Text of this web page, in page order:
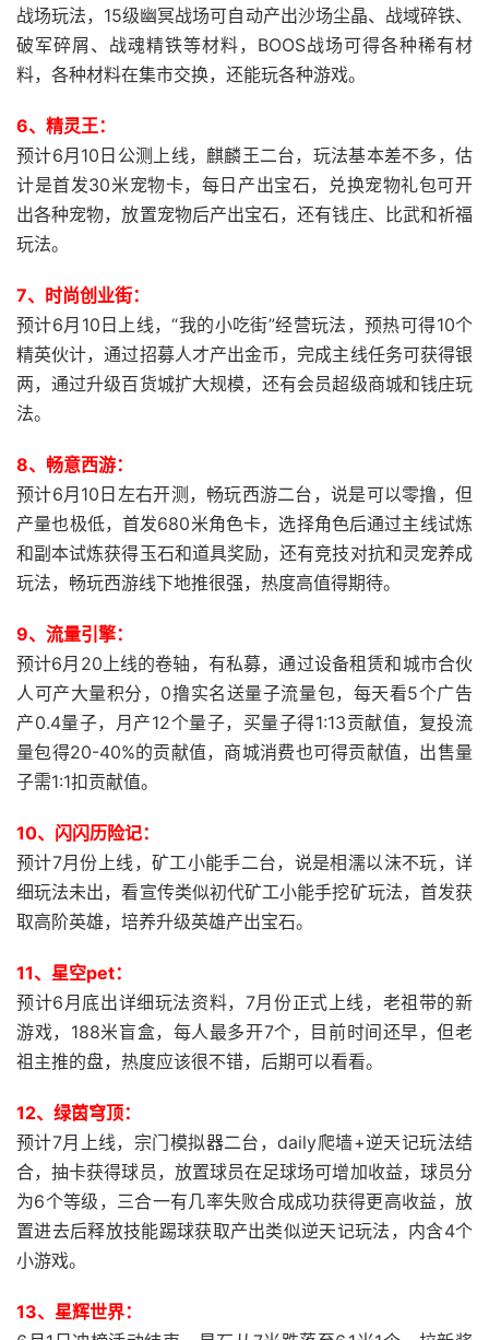
战场玩法，15级幽冥战场可自动产出沙场尘晶、战域碎铁、
破军碎屑、战魂精铁等材料，BOOS战场可得各种稀有材
料，各种材料在集市交换，还能玩各种游戏。
6、精灵王：
预计6月10日公测上线，麒麟王二台，玩法基本差不多，估
计是首发30米宠物卡，每日产出宝石，兑换宠物礼包可开
出各种宠物，放置宠物后产出宝石，还有钱庄、比武和祈福
玩法。
7、时尚创业街：
预计6月10日上线，“我的小吃街”经营玩法，预热可得10个
精英伙计，通过招募人才产出金币，完成主线任务可获得银
两，通过升级百货城扩大规模，还有会员超级商城和钱庄玩
法。
8、畅意西游：
预计6月10日左右开测，畅玩西游二台，说是可以零撸，但
产量也极低，首发680米角色卡，选择角色后通过主线试炼
和副本试炼获得玉石和道具奖励，还有竞技对抗和灵宠养成
玩法，畅玩西游线下地推很强，热度高值得期待。
9、流量引擎：
预计6月20上线的卷轴，有私募，通过设备租赁和城市合伙
人可产大量积分，0撸实名送量子流量包，每天看5个广告
产0.4量子，月产12个量子，买量子得1:13贡献值，复投流
量包得20-40%的贡献值，商城消费也可得贡献值，出售量
子需1:1扣贡献值。
10、闪闪历险记：
预计7月份上线，矿工小能手二台，说是相濡以沫不玩，详
细玩法未出，看宣传类似初代矿工小能手挖矿玩法，首发获
取高阶英雄，培养升级英雄产出宝石。
11、星空pet：
预计6月底出详细玩法资料，7月份正式上线，老祖带的新
游戏，188米盲盒，每人最多开7个，目前时间还早，但老
祖主推的盘，热度应该很不错，后期可以看看。
12、绿茵穹顶：
预计7月上线，宗门模拟器二台，daily爬墙+逆天记玩法结
合，抽卡获得球员，放置球员在足球场可增加收益，球员分
为6个等级，三合一有几率失败合成成功获得更高收益，放
置进去后释放技能踢球获取产出类似逆天记玩法，内含4个
小游戏。
13、星辉世界：